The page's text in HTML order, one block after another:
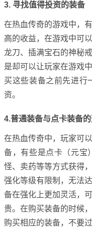
3. 寻找值得投资的装备
在热血传奇的游戏中，
高的收益，在游戏中可
龙刀、插满宝石的神秘
是却可以让玩家在游戏
买这些装备之前先进行
资。
4.普通装备与点卡装备
在热血传奇中，玩家可
备，有些是点卡（元宝
怪、卖药等等方式获得
强化等级有限制，无法
备在强化上更加灵活，
贵。在购买装备的时候
购买相应的装备，不要过